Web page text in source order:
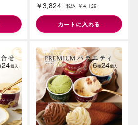
￥3,824 税込 ￥4,129
カートに入れる